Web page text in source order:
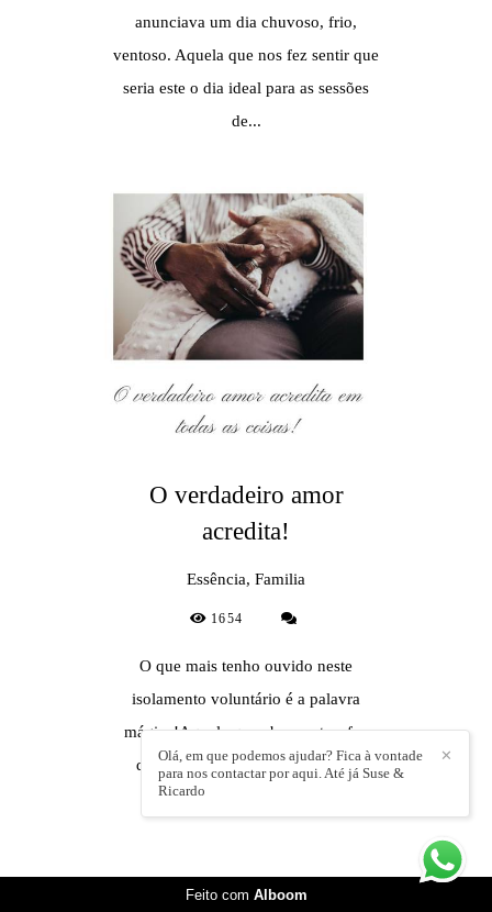
anunciava um dia chuvoso, frio,
ventoso. Aquela que nos fez sentir que
seria este o dia ideal para as sessões
de...
O verdadeiro amor
acredita!
Essência, Familia
1654
O que mais tenho ouvido neste
isolamento voluntário é a palavra
mágica!Aquela que abre portas, faz
dormir, dá comer, amor, veste, é
professora, é...
✕
Olá, em que podemos ajudar? Fica à vontade
para nos contactar por aqui. Até já Suse &
Ricardo
Feito com Alboom